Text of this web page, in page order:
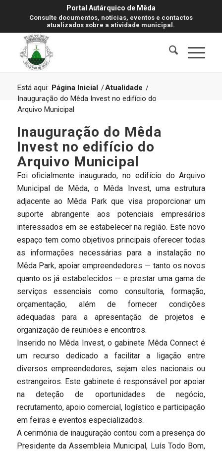
Portal Autárquico de Mêda
Consulte documentos, notícias, eventos e contactos
atualizados sobre a atividade municipal.
Está aqui: Página Inicial /Atualidade /
Inauguração do Mêda Invest no edifício do
Arquivo Municipal
Inauguração do Mêda
Invest no edifício do
Arquivo Municipal
Foi oficialmente inaugurado, no edifício do Arquivo
Municipal de Mêda, o Mêda Invest, uma estrutura
adjacente ao Mêda Park que visa proporcionar um
suporte abrangente aos potenciais empresários
interessados em se estabelecer na região. Este novo
espaço tem como objetivos principais oferecer todas
as informações necessárias para a instalação no
Mêda Park, apoiar empreendedores — tanto os novos
quanto os já estabelecidos — e prestar uma gama de
serviços essenciais como consultoria, formação,
orçamentação, além de fornecer condições
adequadas para a apresentação de projetos e
organização de reuniões e encontros.
Inserido no Mêda Invest, o gabinete Mêda Connect é
um recurso dedicado a facilitar a ligação entre
diversos empreendedores, sejam eles nacionais ou
estrangeiros. Este gabinete é responsável por apoiar
na deteção de oportunidades de negócio,
recrutamento, apoio comercial, logístico e participação
em feiras e eventos especializados.
A cerimónia de inauguração contou com a presença do
Presidente da Assembleia Municipal, Luís Todo Bom,